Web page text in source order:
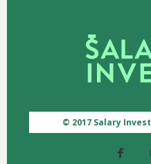
© 2017 Salary